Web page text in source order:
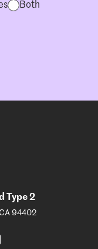
Both
Type 2
94402